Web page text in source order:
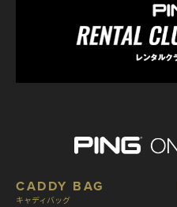
CADDY BAG
キャディバッグ